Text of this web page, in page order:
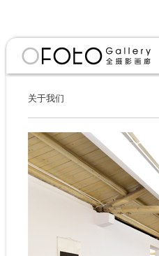
关于我们